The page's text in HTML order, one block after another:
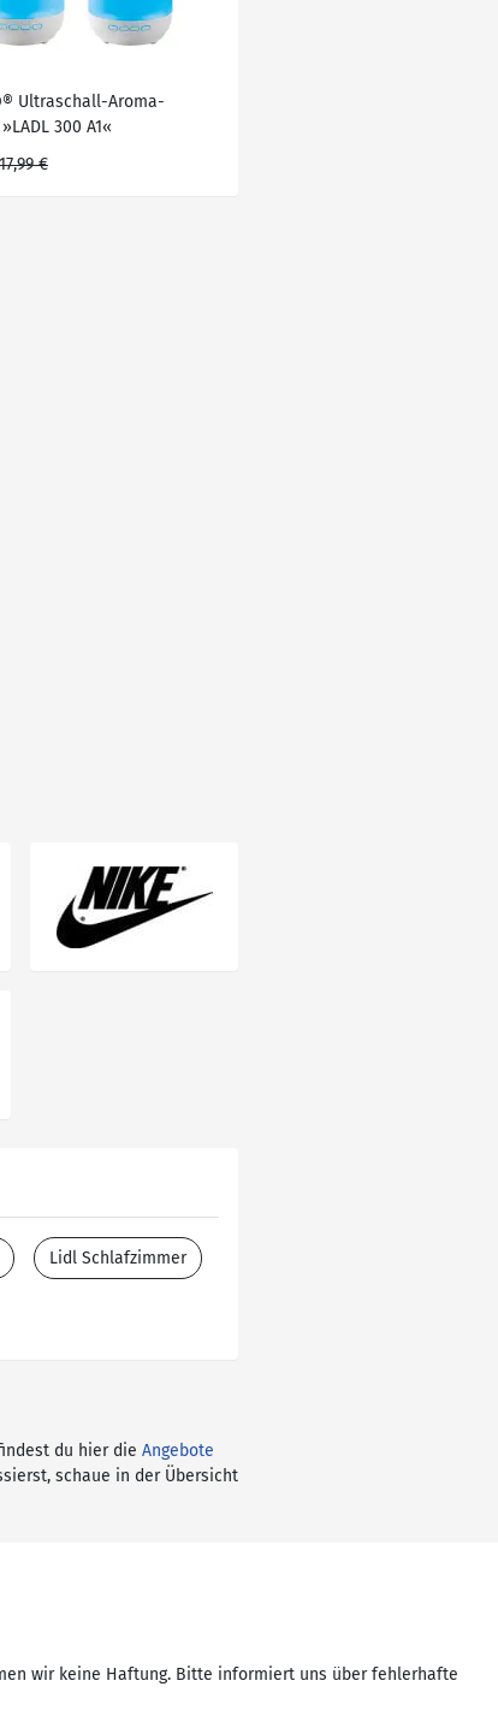
Ultraschall-Aroma-
300 A1«
17,99 €
Lidl Schlafzimmer
du hier die Angebote
schaue in der Übersicht
wir keine Haftung. Bitte informiert uns über fehlerhafte